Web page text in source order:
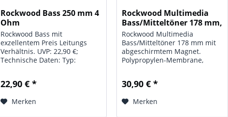
Rockwood Bass 250 mm 4
Ohm
Rockwood Bass mit
exzellentem Preis Leitungs
Verhältnis. UVP: 22,90 €;
Technische Daten: Typ:
Impedanz: 4 Ohm ;
kHz; Schalldruck: 89,4 dB;
22,90 € *
Merken
Rockwood Multimedia
Bass/Mitteltöner 178 mm,
8 Ohm
Rockwood Multimedia
Bass/Mitteltöner 178 mm mit
abgeschirmtem Magnet.
Polypropylen-Membrane,
Typ: Multimedia Bass;
8 Ohm; Frequenzbereich: 45 -
30,90 € *
Merken